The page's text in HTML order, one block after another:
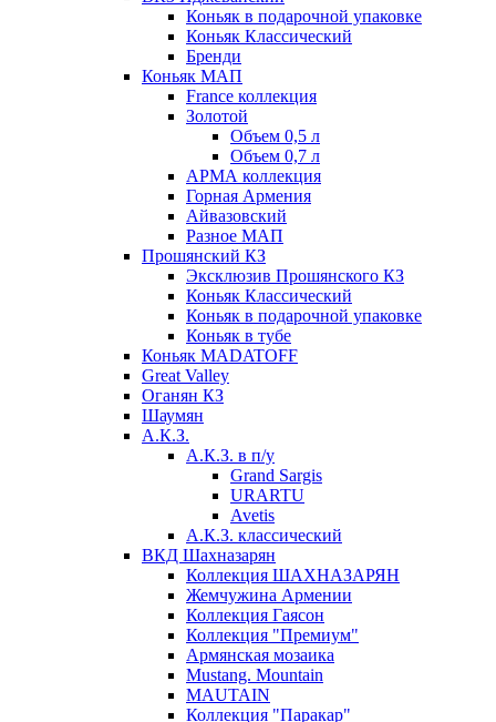
Коньяк в подарочной упаковке
Коньяк Классический
Бренди
Коньяк МАП
France коллекция
Золотой
Объем 0,5 л
Объем 0,7 л
АРМА коллекция
Горная Армения
Айвазовский
Разное МАП
Прошянский КЗ
Эксклюзив Прошянского КЗ
Коньяк Классический
Коньяк в подарочной упаковке
Коньяк в тубе
Коньяк MADATOFF
Great Valley
Оганян КЗ
Шаумян
А.К.З.
А.К.З. в п/у
Grand Sargis
URARTU
Avetis
А.К.З. классический
ВКД Шахназарян
Коллекция ШАХНАЗАРЯН
Жемчужина Армении
Коллекция Гаясон
Коллекция "Премиум"
Армянская мозаика
Mustang. Mountain
MAUTAIN
Коллекция "Паракар"